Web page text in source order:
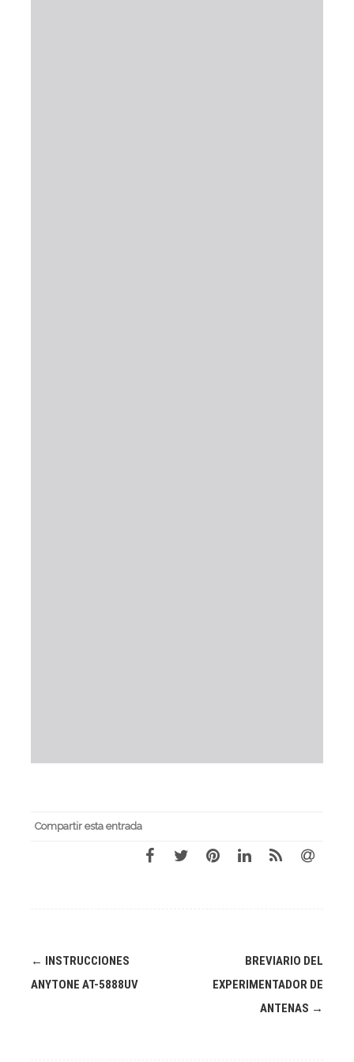
Compartir esta entrada
Navegación
de
← INSTRUCCIONES
ANYTONE AT-5888UV
BREVIARIO DEL
EXPERIMENTADOR DE
ANTENAS →